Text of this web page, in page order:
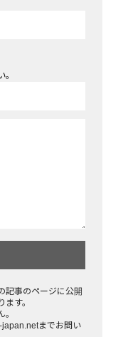
記事のページに公開
す。
までお問い